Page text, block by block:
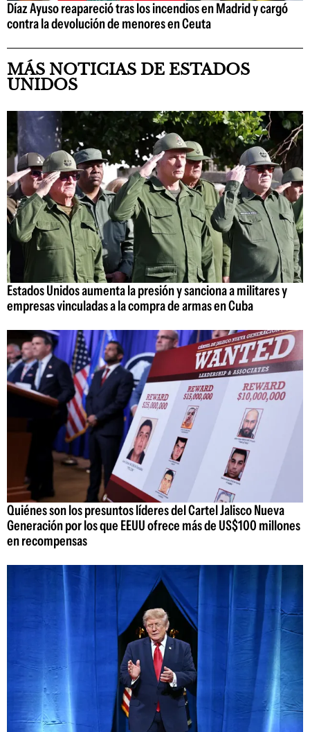
Díaz Ayuso reapareció tras los incendios en Madrid y cargó
contra la devolución de menores en Ceuta
MÁS NOTICIAS DE ESTADOS
UNIDOS
Estados Unidos aumenta la presión y sanciona a militares y
empresas vinculadas a la compra de armas en Cuba
Quiénes son los presuntos líderes del Cartel Jalisco Nueva
Generación por los que EEUU ofrece más de US$100 millones
en recompensas